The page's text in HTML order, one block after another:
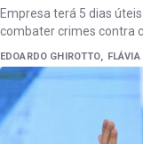
Empresa terá 5 dias
combater crimes contra
EDOARDO GHIROTTO,